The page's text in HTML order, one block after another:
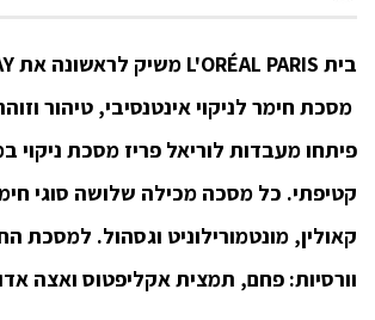
בית L'ORÉAL PARIS משיק לראשונה את
מסכת חימר לניקוי אינטנסיבי, טיהור
פיתחו מעבדות לוריאל פריז מסכת ניקוי
קטיפתי. כל מסכה מכילה שלושה סוגי
קאולין, מונטמורילוניט וגסהול. למסכת
וורסיות: פחם, תמצית אקליפטוס ואצה